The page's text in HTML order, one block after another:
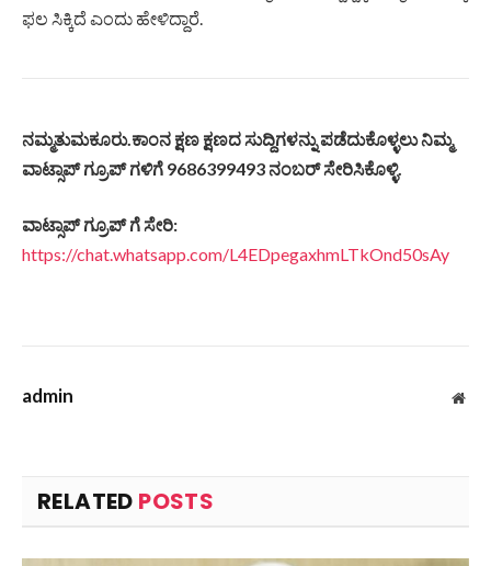
ಫಲ ಸಿಕ್ಕಿದೆ ಎಂದು ಹೇಳಿದ್ದಾರೆ.
ನಮ್ಮತುಮಕೂರು. ಕಾಂನ ಕ್ಷಣ ಕ್ಷಣದ ಸುದ್ದಿಗಳನ್ನು ಪಡೆದುಕೊಳ್ಳಲುನಿಮ್ಮ
ವಾಟ್ಸಾಪ್ ಗ್ರೂಪ್ ಗಳಿಗೆ 9686399493 ನಂಬರ್ ಸೇರಿಸಿಕೊಳ್ಳಿ.
ವಾಟ್ಸಾಪ್ ಗ್ರೂಪ್ ಗೆಸೇರಿ:
https://chat.whatsapp.com/L4EDpegaxhmLTkOnd50sAy
admin
RELATED POSTS